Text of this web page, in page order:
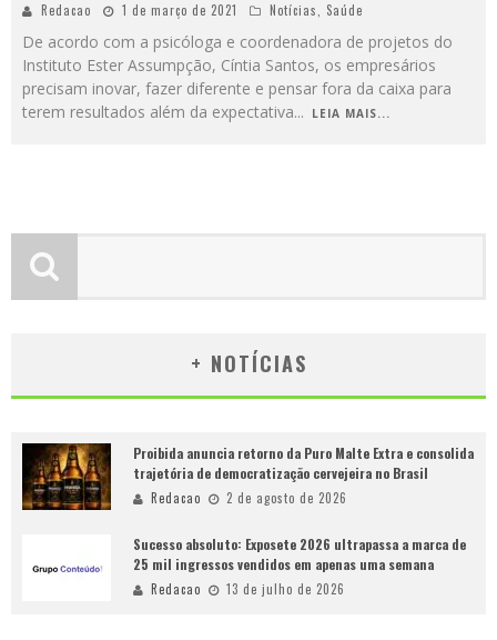
Redacao 1 de março de 2021 Notícias, Saúde
De acordo com a psicóloga e coordenadora de projetos do
Instituto Ester Assumpção, Cíntia Santos, os empresários
precisam inovar, fazer diferente e pensar fora da caixa para
terem resultados além da expectativa... LEIA MAIS...
+ NOTÍCIAS
Proibida anuncia retorno da Puro Malte Extra e consolida
trajetória de democratização cervejeira no Brasil
Redacao 2 de agosto de 2026
Sucesso absoluto: Exposete 2026 ultrapassa a marca de
25 mil ingressos vendidos em apenas uma semana
Redacao 13 de julho de 2026